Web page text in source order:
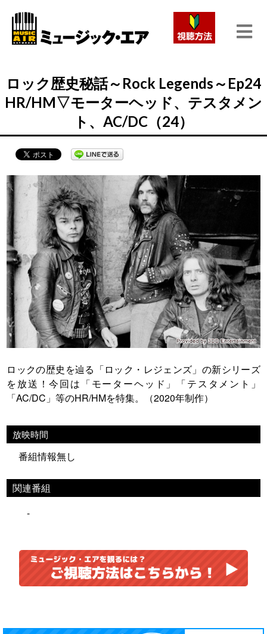
ロック歴史秘話～Rock Legends～Ep24
HR/HM▽モーターヘッド、テスタメン
ト、AC/DC（24）
ロックの歴史を辿る「ロック・レジェンズ」の新シリーズ
を放送！今回は「モーターヘッド」「テスタメント」
「AC/DC」等のHR/HMを特集。（2020年制作）
放映時間
番組情報無し
関連番組
-